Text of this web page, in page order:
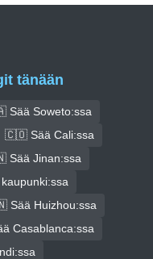
tänään
Soweto:ssa
🇨🇴 Sää Cali:ssa
Jinan:ssa
Huizhou:ssa
Casablanca:ssa